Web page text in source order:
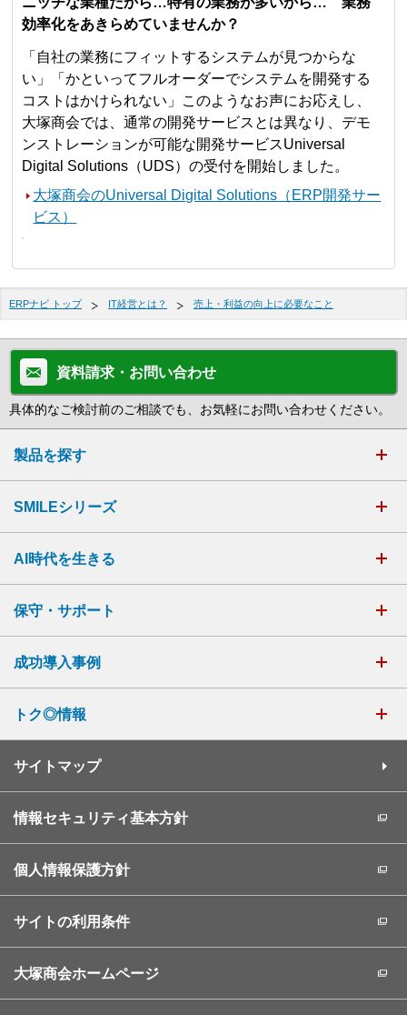
効率化をあきらめていませんか？
「自社の業務にフィットするシステムが見つからな
い」「かといってフルオーダーでシステムを開発する
コストはかけられない」このようなお声にお応えし、
大塚商会では、通常の開発サービスとは異なり、デモ
ンストレーションが可能な開発サービスUniversal
Digital Solutions（UDS）の受付を開始しました。
大塚商会のUniversal Digital Solutions（ERP開発サー
ビス）
ERPナビ トップ IT経営とは？ 売上・利益の向上に必要なこと
資料請求・お問い合わせ
具体的なご検討前のご相談でも、お気軽にお問い合わせください。
製品を探す
SMILEシリーズ
AI時代を生きる
保守・サポート
成功導入事例
トク◎情報
サイトマップ
情報セキュリティ基本方針
個人情報保護方針
サイトの利用条件
大塚商会ホームページ